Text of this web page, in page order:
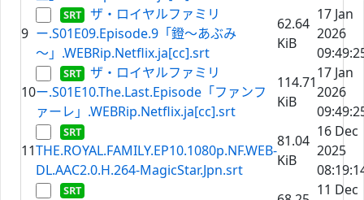
9
ザ・ロイヤルファミリ
ー.S01E09.Episode.9「鐙～あぶみ
～」.WEBRip.Netflix.ja[cc].srt
62.64
KiB
17 Jan
2026
10
ザ・ロイヤルファミリ
ー.S01E10.The.Last.Episode「ファンフ
ァーレ」.WEBRip.Netflix.ja[cc].srt
114.71
KiB
17 Jan
2026
11THE.ROYAL.FAMILY.EP10.1080p.NF.WEB-
DL.AAC2.0.H.264-MagicStar.Jpn.srt
81.04
KiB
16 Dec
2025
11 Dec